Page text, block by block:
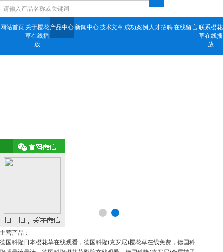
网站首页 关于樱花
草在线播
放
产品中心新闻中心技术文章 成功案例 人才招聘在线留言联系樱花
草在线播
放
主营产品：
德国科隆日本樱花草在线观看，德国科隆(克罗尼)樱花草在线免费，德国科